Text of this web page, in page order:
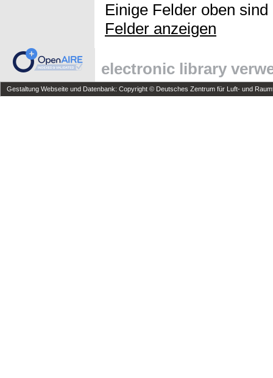
Einige Felder oben
Felder anzeigen
electronic library
Gestaltung Webseite und Datenbank: Copyright © Deutsches Zentrum für Luft- und